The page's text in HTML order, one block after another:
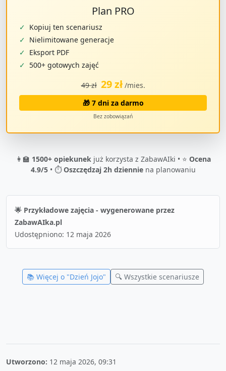
Plan PRO
✓ Kopiuj ten scenariusz
✓ Nielimitowane generacje
✓ Eksport PDF
✓ 500+ gotowych zajęć
49 zł 29 zł /mies.
🎁 7 dni za darmo
Bez zobowiązań
👩‍🏫 1500+ opiekunekjuż korzysta z ZabawAIki • ⭐ Ocena
4.9/5• ⏱️Oszczędzaj 2h dzienniena planowaniu
🌟 Przykładowe zajęcia - wygenerowane przez
ZabawAIka.pl
Udostępniono: 12 maja 2026
📚 Więcej o "Dzień Jojo" 🔍 Wszystkie scenariusze
Utworzono: 12 maja 2026, 09:31